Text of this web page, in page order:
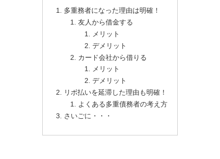
多重務者になった理由は明確！
友人から借金する
メリット
デメリット
カード会社から借りる
メリット
デメリット
リボ払いを延滞した理由も明確！
よくある多重債務者の考え方
さいごに・・・